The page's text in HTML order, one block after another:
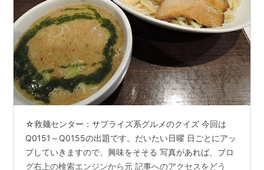
☆救麺センター：サプライズ系グルメのクイズ 今回は
Q0151～Q0155の出題です。だいたい日曜 日ごとにアッ
プしていきますので、興味をそそる 写真があれば、ブロ
グ右上の検索エンジンから元 記事へのアクセスをどう